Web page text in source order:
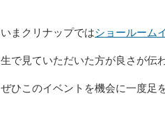
いまクリナップではショールーム
生で見ていただいた方が良さが伝
ぜひこのイベントを機会に一度足